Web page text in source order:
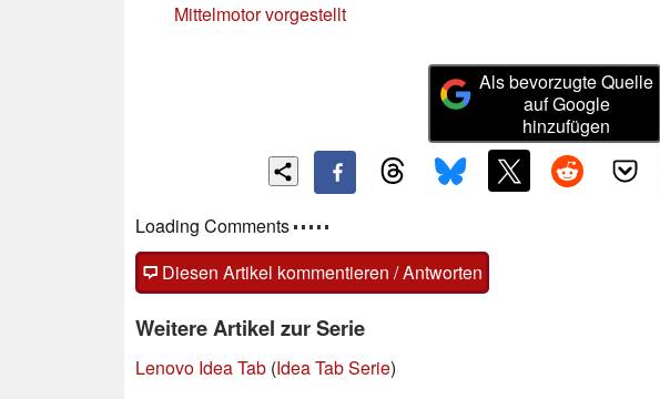
Mittelmotor vorgestellt
Als bevorzugte Quelle
auf Google
hinzufügen
Loading Comments
Diesen Artikel kommentieren / Antworten
Weitere Artikel zur Serie
Lenovo Idea Tab (Idea Tab Serie)